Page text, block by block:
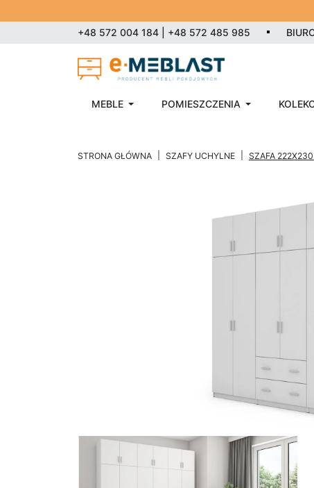
+48 572 004 184 | +48 572 485 985
MEBLE POMIESZCZENIA
STRONA GŁÓWNA SZAFY UCHYLNE SZAFA